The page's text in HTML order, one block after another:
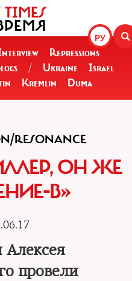
РУ
Repressions
/ Ukraine
Israel
Kremlin Duma
RESONANCE
ОН ЖЕ
В»
Алексея
провели